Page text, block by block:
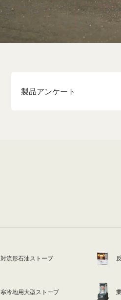
製品アンケート
対流形石油ストーブ
寒冷地用大型ストーブ